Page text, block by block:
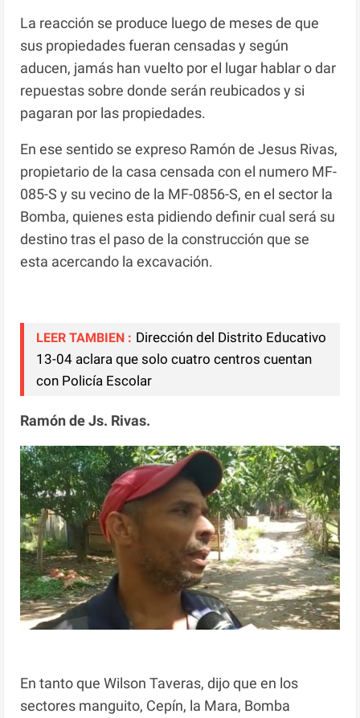
La reacción se produce luego de meses de que
sus propiedades fueran censadas y según
aducen, jamás han vuelto por el lugar hablar o dar
repuestas sobre donde serán reubicados y si
pagaran por las propiedades.
En ese sentido se expreso Ramón de Jesus Rivas,
propietario de la casa censada con el numero MF-
085-S y su vecino de la MF-0856-S, en el sector la
Bomba, quienes esta pidiendo definir cual será su
destino tras el paso de la construcción que se
esta acercando la excavación.
LEER TAMBIEN : Dirección del Distrito Educativo
13-04 aclara que solo cuatro centros cuentan
con Policía Escolar
Ramón de Js. Rivas.
En tanto que Wilson Taveras, dijo que en los
sectores manguito, Cepín, la Mara, Bomba